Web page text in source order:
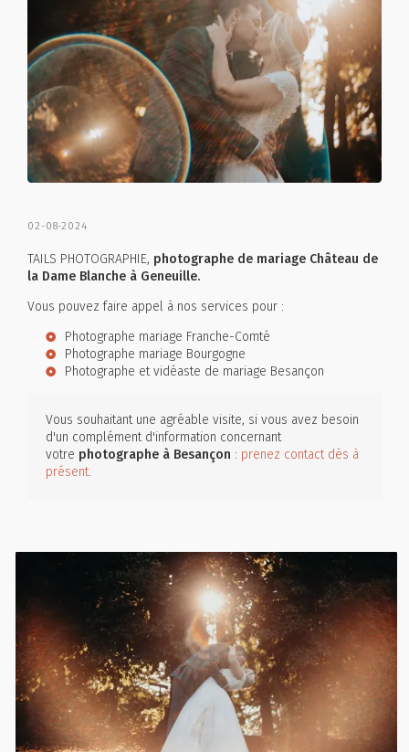
02-08-2024
TAILS PHOTOGRAPHIE, photographe de mariage Château de
la Dame Blanche à Geneuille.
Vous pouvez faire appel à nos services pour :
Photographe mariage Franche-Comté
Photographe mariage Bourgogne
Photographe et vidéaste de mariage Besançon
Vous souhaitant une agréable visite, si vous avez besoin
d'un complément d'information concernant
votre photographe à Besançon : prenez contact dès à
présent.